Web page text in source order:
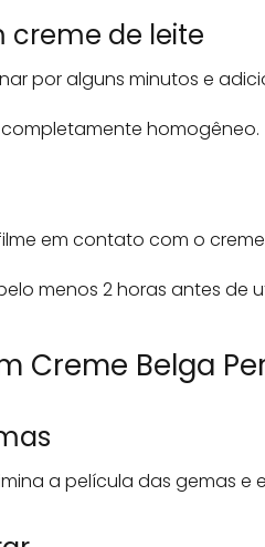
creme de leite
por alguns minutos e
homogêneo.
em contato com o
menos 2 horas antes de
Creme Belga
a película das gemas